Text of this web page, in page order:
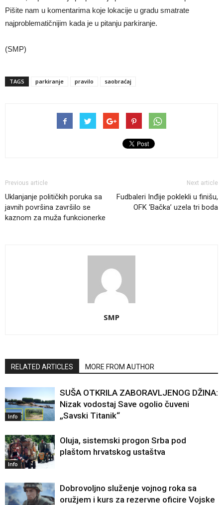
Pišite nam u komentarima koje lokacije u gradu smatrate
najproblematičnijim kada je u pitanju parkiranje.
(SMP)
TAGS parkiranje pravilo saobraćaj
Previous article
Uklanjanje političkih poruka sa
javnih površina završilo se
kaznom za muža funkcionerke
Next article
Fudbaleri Inđije poklekli u finišu,
OFK ‘Bačka’ uzela tri boda
SMP
RELATED ARTICLES MORE FROM AUTHOR
Info
SUŠA OTKRILA ZABORAVLJENOG DŽINA:
Nizak vodostaj Save ogolio čuveni
„Savski Titanik“
Info
Oluja, sistemski progon Srba pod
plaštom hrvatskog ustaštva
Dobrovoljno služenje vojnog roka sa
oružjem i kurs za rezervne oficire Vojske